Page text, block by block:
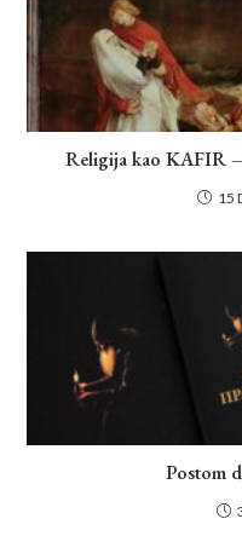
Religija kao KAFIR
15
Postom